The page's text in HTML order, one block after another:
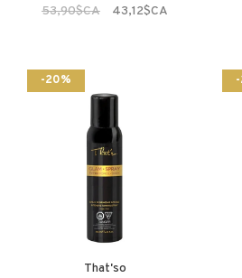
53,90$CA 43,12$CA
-20%
That'so